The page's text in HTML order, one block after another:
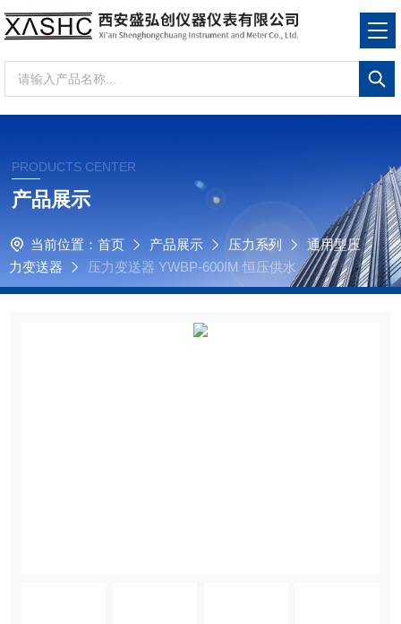
PRODUCTS CENTER
产品展示
当前位置： 首页 产品展示 压力系列
通用型压
力变送器
压力变送器 YWBP-600IM 恒压供水